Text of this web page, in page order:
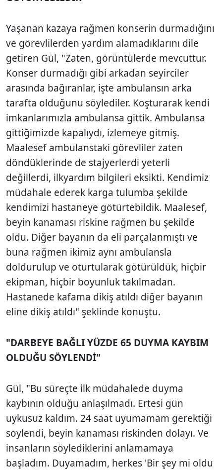
Yaşanan kazaya rağmen konserin durmadığını
ve görevlilerden yardım alamadıklarını dile
getiren Gül, "Zaten, görüntülerde mevcuttur.
Konser durmadığı gibi arkadan seyirciler
arasında bağıranlar, işte ambulansın arka
tarafta olduğunu söylediler. Koşturarak kendi
imkanlarımızla ambulansa gittik. Ambulansa
gittiğimizde kapalıydı, izlemeye gitmiş.
Maalesef ambulanstaki görevliler zaten
döndüklerinde de stajyerlerdi yeterli
değillerdi, ilkyardım bilgileri eksikti. Kendimiz
müdahale ederek karga tulumba şekilde
kendimizi hastaneye götürtebildik. Maalesef,
beyin kanaması riskine rağmen bu şekilde
oldu. Diğer bayanın da eli parçalanmıştı ve
buna rağmen ikimiz aynı ambulansla
doldurulup ve oturtularak götürüldük, hiçbir
ekipman, hiçbir boyunluk takılmadan.
Hastanede kafama dikiş atıldı diğer bayanın
eline dikiş atıldı" şeklinde konuştu.
"DARBEYE BAĞLI YÜZDE 65 DUYMA KAYBIM
OLDUĞU SÖYLENDİ"
Gül, "Bu süreçte ilk müdahalede duyma
kaybının olduğu anlaşılmadı. Ertesi gün
uykusuz kaldım. 24 saat uyumamam gerektiği
söylendi, beyin kanaması riskinden dolayı. Ve
insanların söylediklerini anlamamaya
başladım. Duyamadım, herkes 'Bir şey mi oldu